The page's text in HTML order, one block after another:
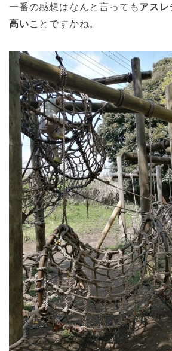
一番の感想はなんと言ってもアスレ
高いことですかね。